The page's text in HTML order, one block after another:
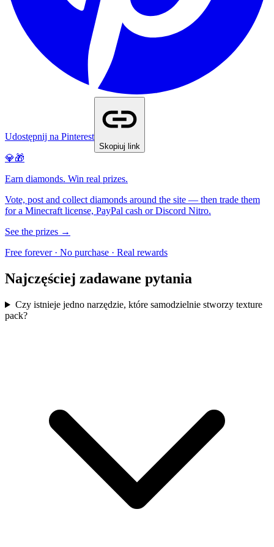
Udostępnij na Pinterest
Skopiuj link
💎🎁
Earn diamonds. Win real prizes.
Vote, post and collect diamonds around the site — then trade them
for a Minecraft license, PayPal cash or Discord Nitro.
See the prizes →
Free forever · No purchase · Real rewards
Najczęściej zadawane pytania
Czy istnieje jedno narzędzie, które samodzielnie stworzy texture
pack?